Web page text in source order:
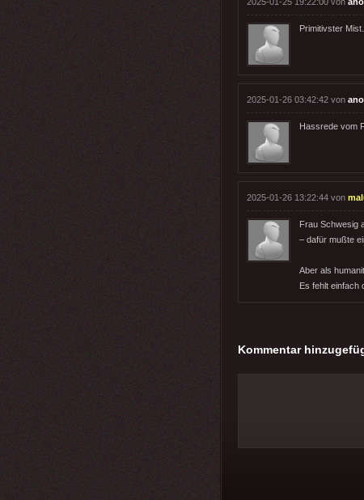
Primitivster Mist.
2025-01-26 03:42:42 von
Hassrede vom
2025-01-26 13:22:44 von
Frau Schwesig
– dafür mußte
Aber als
Es fehlt einfach
Kommentar